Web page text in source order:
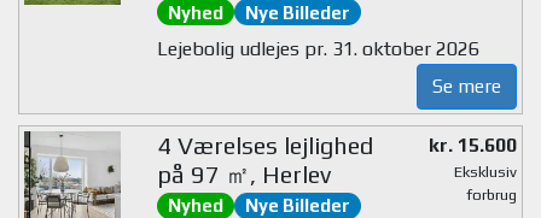
Nyhed Nye Billeder
Lejebolig udlejes pr. 31. oktober 2026
Se mere
4 Værelses lejlighed
på 97 ㎡, Herlev
Nyhed Nye Billeder
kr. 15.600
Eksklusiv
forbrug